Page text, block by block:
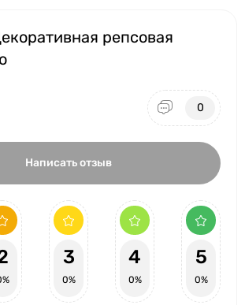
репсовая
0
Написать отзыв
3
0%
4
0%
5
0%